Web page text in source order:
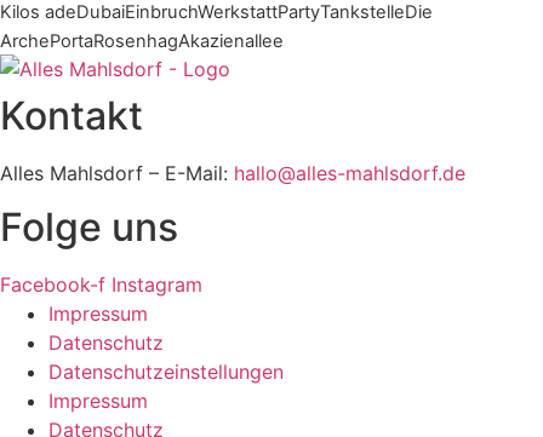
Kilos adeDubaiEinbruchWerkstattPartyTankstelleDie
ArchePortaRosenhagAkazienallee
Kontakt
Alles Mahlsdorf – E-Mail: hallo@alles-mahlsdorf.de
Folge uns
Facebook-f Instagram
Impressum
Datenschutz
Datenschutzeinstellungen
Impressum
Datenschutz